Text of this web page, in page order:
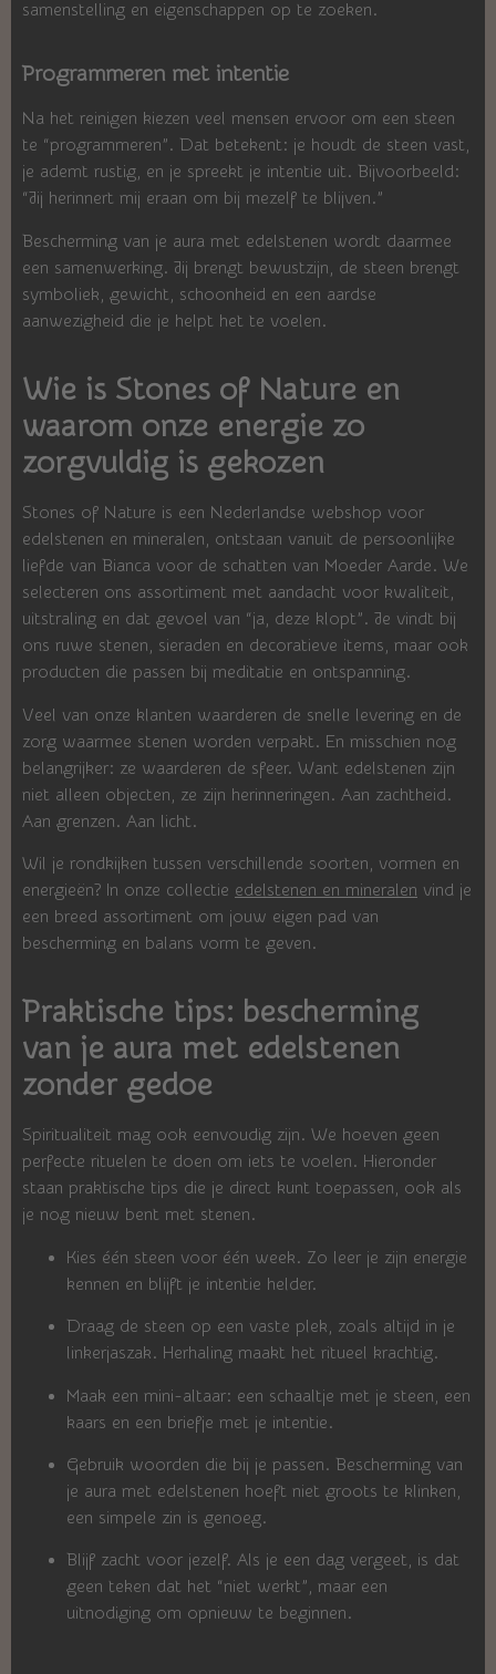
samenstelling en eigenschappen op te zoeken.
Programmeren met intentie
Na het reinigen kiezen veel mensen ervoor om een steen
te “programmeren”. Dat betekent: je houdt de steen vast,
je ademt rustig, en je spreekt je intentie uit. Bijvoorbeeld:
“Jij herinnert mij eraan om bij mezelf te blijven.”
Bescherming van je aura met edelstenen wordt daarmee
een samenwerking. Jij brengt bewustzijn, de steen brengt
symboliek, gewicht, schoonheid en een aardse
aanwezigheid die je helpt het te voelen.
Wie is Stones of Nature en
waarom onze energie zo
zorgvuldig is gekozen
Stones of Nature is een Nederlandse webshop voor
edelstenen en mineralen, ontstaan vanuit de persoonlijke
liefde van Bianca voor de schatten van Moeder Aarde. We
selecteren ons assortiment met aandacht voor kwaliteit,
uitstraling en dat gevoel van “ja, deze klopt”. Je vindt bij
ons ruwe stenen, sieraden en decoratieve items, maar ook
producten die passen bij meditatie en ontspanning.
Veel van onze klanten waarderen de snelle levering en de
zorg waarmee stenen worden verpakt. En misschien nog
belangrijker: ze waarderen de sfeer. Want edelstenen zijn
niet alleen objecten, ze zijn herinneringen. Aan zachtheid.
Aan grenzen. Aan licht.
Wil je rondkijken tussen verschillende soorten, vormen en
energieën? In onze collectie edelstenen en mineralen vind je
een breed assortiment om jouw eigen pad van
bescherming en balans vorm te geven.
Praktische tips: bescherming
van je aura met edelstenen
zonder gedoe
Spiritualiteit mag ook eenvoudig zijn. We hoeven geen
perfecte rituelen te doen om iets te voelen. Hieronder
staan praktische tips die je direct kunt toepassen, ook als
je nog nieuw bent met stenen.
Kies één steen voor één week. Zo leer je zijn energie
kennen en blijft je intentie helder.
Draag de steen op een vaste plek, zoals altijd in je
linkerjaszak. Herhaling maakt het ritueel krachtig.
Maak een mini-altaar: een schaaltje met je steen, een
kaars en een briefje met je intentie.
Gebruik woorden die bij je passen. Bescherming van
je aura met edelstenen hoeft niet groots te klinken,
een simpele zin is genoeg.
Blijf zacht voor jezelf. Als je een dag vergeet, is dat
geen teken dat het “niet werkt”, maar een
uitnodiging om opnieuw te beginnen.